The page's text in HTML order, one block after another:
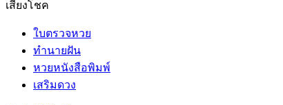
เสี่ยงโชค
ใบตรวจหวย
ทำนายฝัน
หวยหนังสือพิมพ์
เสริมดวง